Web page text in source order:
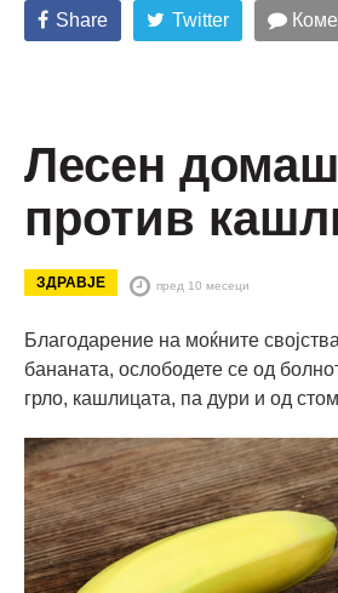
Share Twitter
Лесен
против
ЗДРАВЈЕ пред 10 месеци
Благодарение на моќните
бананата, ослободете се од
грло, кашлицата, па дури и од